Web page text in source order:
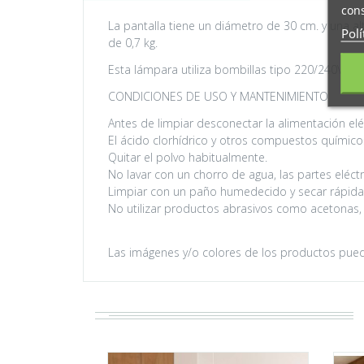
La pantalla tiene un diámetro de 30 cm. y una
de 0,7 kg.
Esta lámpara utiliza bombillas tipo 220/240V
CONDICIONES DE USO Y MANTENIMIENTO
Antes de limpiar desconectar la alimentación
El ácido clorhídrico y otros compuestos
Quitar el polvo habitualmente.
No lavar con un chorro de agua, las partes
Limpiar con un paño humedecido y secar
No utilizar productos abrasivos como acetonas,
Las imágenes y/o colores de los productos